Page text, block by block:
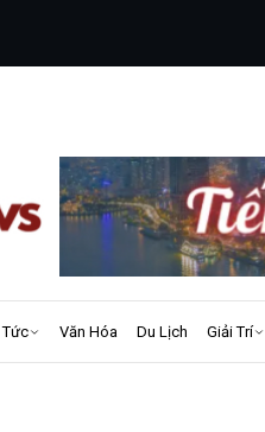
Tức Văn Hóa Du Lịch Giải Trí